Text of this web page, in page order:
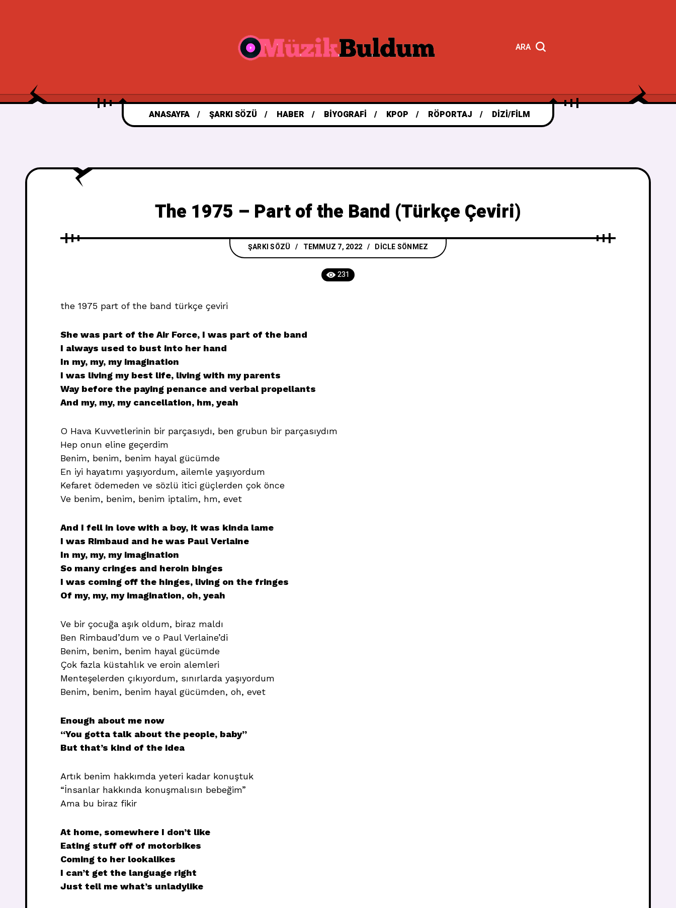
ARA
ANASAYFA ŞARKI SÖZÜ HABER BIYOGRAFI KPOP RÖPORTAJ DIZI/FILM
The 1975 – Part of the Band (Türkçe Çeviri)
ŞARKI SÖZÜ TEMMUZ 7, 2022 DICLE SÖNMEZ
231
the 1975 part of the band türkçe çeviri
She was part of the Air Force, I was part of the band
I always used to bust into her hand
In my, my, my imagination
I was living my best life, living with my parents
Way before the paying penance and verbal propellants
And my, my, my cancellation, hm, yeah
O Hava Kuvvetlerinin bir parçasıydı, ben grubun bir parçasıydım
Hep onun eline geçerdim
Benim, benim, benim hayal gücümde
En iyi hayatımı yaşıyordum, ailemle yaşıyordum
Kefaret ödemeden ve sözlü itici güçlerden çok önce
Ve benim, benim, benim iptalim, hm, evet
And I fell in love with a boy, it was kinda lame
I was Rimbaud and he was Paul Verlaine
In my, my, my imagination
So many cringes and heroin binges
I was coming off the hinges, living on the fringes
Of my, my, my imagination, oh, yeah
Ve bir çocuğa aşık oldum, biraz maldı
Ben Rimbaud’dum ve o Paul Verlaine’di
Benim, benim, benim hayal gücümde
Çok fazla küstahlık ve eroin alemleri
Menteşelerden çıkıyordum, sınırlarda yaşıyordum
Benim, benim, benim hayal gücümden, oh, evet
Enough about me now
“You gotta talk about the people, baby”
But that’s kind of the idea
Artık benim hakkımda yeteri kadar konuştuk
“İnsanlar hakkında konuşmalısın bebeğim”
Ama bu biraz fikir
At home, somewhere I don’t like
Eating stuff off of motorbikes
Coming to her lookalikes
I can’t get the language right
Just tell me what’s unladylike